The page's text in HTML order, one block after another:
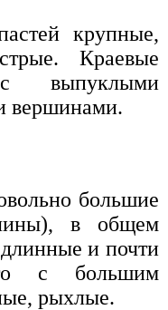
крупные,
Краевые
выпуклыми
вершинами.
большие
в общем
и почти
с большим
рыхлые.